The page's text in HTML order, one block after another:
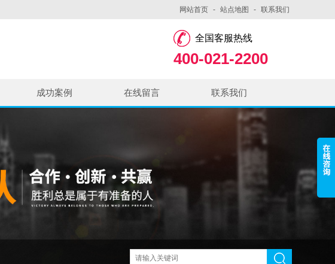
网站首页 - 站点地图 - 联系我们
全国客服热线
400-021-2200
成功案例 在线留言 联系我们